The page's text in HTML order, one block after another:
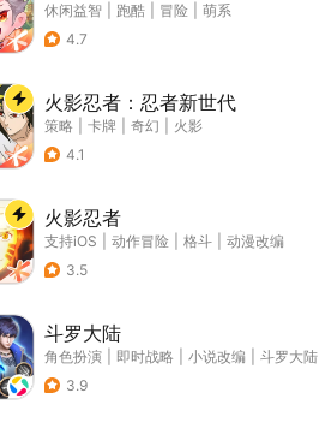
休闲益智 跑酷 冒险
萌系
4.7
火影忍者：忍者新世代
策略 卡牌 奇幻
火影
4.1
火影忍者
支持iOS 动作冒险 格斗
动漫改编
3.5
斗罗大陆
角色扮演 即时战略 小说改编
斗罗大陆
3.9